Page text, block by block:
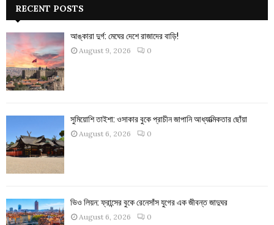
RECENT POSTS
আঙ্কারা দুর্গ: মেঘের দেশে রাজাদের বাড়ি!
August 9, 2026 0
সুমিয়োশি তাইশা: ওসাকার বুকে প্রাচীন জাপানি আধ্যাত্মিকতার ছোঁয়া
August 6, 2026 0
ভিও লিয়ন: ফ্রান্সের বুকে রেনেসাঁস যুগের এক জীবন্ত জাদুঘর
August 6, 2026 0